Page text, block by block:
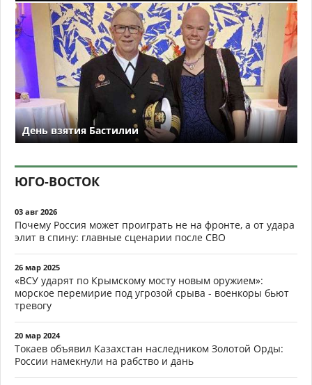
День взятия Бастилии
ЮГО-ВОСТОК
03 авг 2026
Почему Россия может проиграть не на фронте, а от удара
элит в спину: главные сценарии после СВО
26 мар 2025
«ВСУ ударят по Крымскому мосту новым оружием»:
морское перемирие под угрозой срыва - военкоры бьют
тревогу
20 мар 2024
Токаев объявил Казахстан наследником Золотой Орды:
России намекнули на рабство и дань